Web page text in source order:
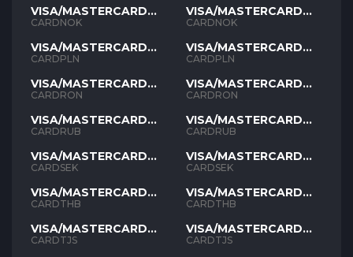
VISA/MASTERCARD
NOK
CARDNOK
VISA/MASTERCARD
PLN
CARDPLN
VISA/MASTERCARD
RON
CARDRON
VISA/MASTERCARD
RUB
CARDRUB
VISA/MASTERCARD
SEK
CARDSEK
VISA/MASTERCARD
THB
CARDTHB
VISA/MASTERCARD
TJS
CARDTJS
VISA/MASTERCARD
NOK
CARDNOK
VISA/MASTERCARD
PLN
CARDPLN
VISA/MASTERCARD
RON
CARDRON
VISA/MASTERCARD
RUB
CARDRUB
VISA/MASTERCARD
SEK
CARDSEK
VISA/MASTERCARD
THB
CARDTHB
VISA/MASTERCARD
TJS
CARDTJS